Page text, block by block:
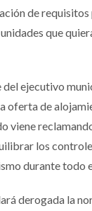
de requisitos
que
del ejecutivo
oferta de
viene
los
durante todo
derogada la